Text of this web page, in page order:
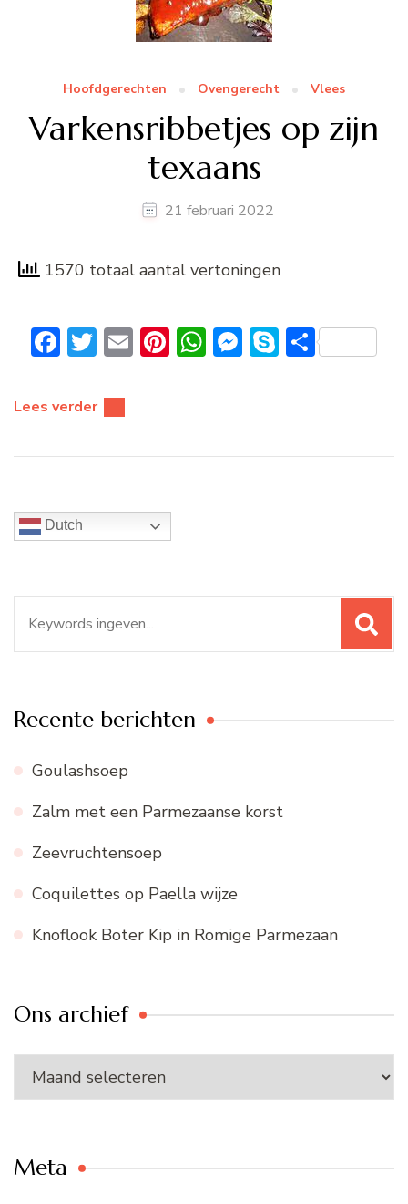
Hoofdgerechten Ovengerecht Vlees
Varkensribbetjes op zijn
texaans
21 februari 2022
1570 totaal aantal vertoningen
Facebook
Twitter
EmailPinterest
WhatsApp
Messenger
Skype
Delen
Lees verder
Dutch
naar:
Recente berichten
Goulashsoep
Zalm met een Parmezaanse korst
Zeevruchtensoep
Coquilettes op Paella wijze
Knoflook Boter Kip in Romige Parmezaan
Ons archief
Ons
Meta